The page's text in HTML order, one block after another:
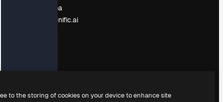
Sala stampa
Cerchi magnific.ai
to the storing of cookies on your device to enhance site